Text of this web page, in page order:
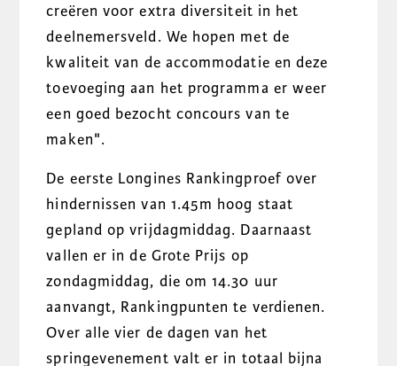
creëren voor extra diversiteit in het
deelnemersveld. We hopen met de
kwaliteit van de accommodatie en deze
toevoeging aan het programma er weer
een goed bezocht concours van te
maken".
De eerste Longines Rankingproef over
hindernissen van 1.45m hoog staat
gepland op vrijdagmiddag. Daarnaast
vallen er in de Grote Prijs op
zondagmiddag, die om 14.30 uur
aanvangt, Rankingpunten te verdienen.
Over alle vier de dagen van het
springevenement valt er in totaal bijna